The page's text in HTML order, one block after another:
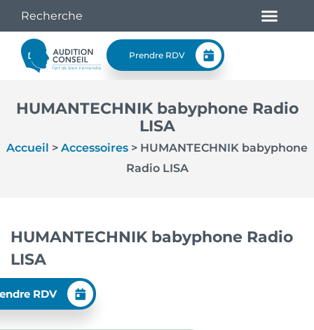
Prendre RDV
HUMANTECHNIK babyphone Radio
LISA
Accueil > Accessoires > HUMANTECHNIK babyphone
Radio LISA
HUMANTECHNIK babyphone Radio
LISA
RDV